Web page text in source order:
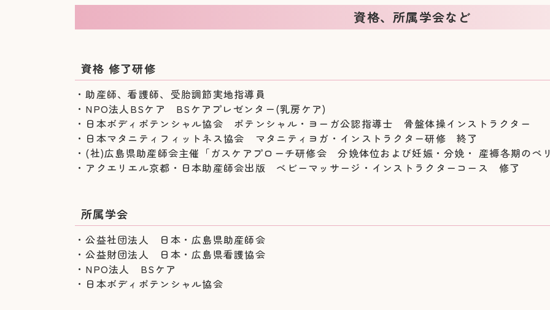
資格、所属学会など
資格 修了研修
・助産師、看護師、受胎調節実地指導員
・NPO法人BSケア BSケアプレゼンター(乳房ケア)
・日本ボディポテンシャル協会 ポテンシャル・ヨーガ公認指導士 骨盤体操インストラクター
・日本マタニティフィットネス協会 マタニティヨガ・インストラクター研修 終了
・(社)広島県助産師会主催「ガスケアプローチ研修会 分娩体位および妊娠・分娩・ 産褥各期のペ
・アクエリエル京都・日本助産師会出版 ベビーマッサージ・インストラクターコース 修了
所属学会
・公益社団法人 日本・広島県助産師会
・公益財団法人 日本・広島県看護協会
・NPO法人 BSケア
・日本ボディポテンシャル協会